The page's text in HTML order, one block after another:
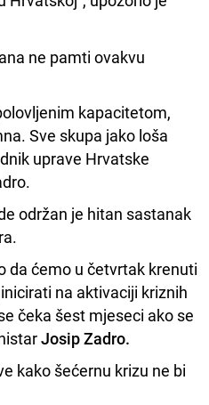
ne pamti ovakvu
kapacitetom,
Sve skupa jako loša
uprave Hrvatske
održan je hitan sastanak
da ćemo u četvrtak krenuti
na aktivaciji kriznih
čeka šest mjeseci ako se
Josip Zadro.
kako šećernu krizu ne bi